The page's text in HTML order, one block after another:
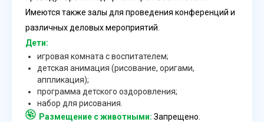
Имеются также залы для проведения конференций и
различных деловых мероприятий.
Дети:
игровая комната с воспитателем;
детская анимация (рисование, оригами,
аппликация);
программа детского оздоровления;
набор для рисования.
Размещение с животными: Запрещено.